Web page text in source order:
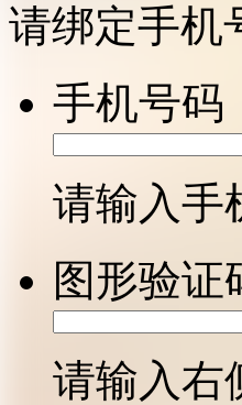
请绑定手机
手机号码
请输入手
图形验证
请输入右